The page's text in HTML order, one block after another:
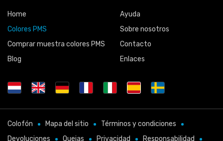
Home
Colores PMS
Comprar muestra colores PMS
Blog
Ayuda
Sobre nosotros
Contacto
Enlaces
Colofón Mapa del sitio
Términos y condiciones
Devoluciones
Quejas Privacidad Responsabilidad